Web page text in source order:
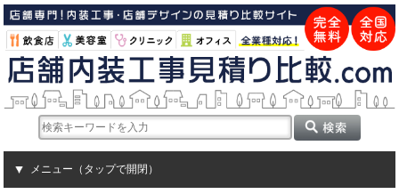
メニュー（タップで開閉）